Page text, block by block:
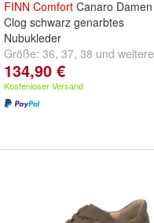
FINN Comfort Canaro Damen
Clog schwarz genarbtes
Nubukleder
Größe: 36, 37, 38 und weitere
...
134,90 €
Kostenloser Versand